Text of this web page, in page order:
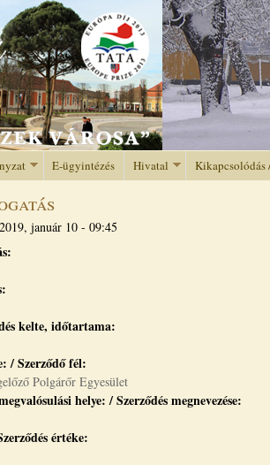
Jump to navigation
E-ügyintézés Hivatal Kikapcsolódás
2019, január 10 - 09:45
kelte, időtartama:
/ Szerződő fél:
Polgárőr Egyesület
helye: / Szerződés megnevezése:
értéke: